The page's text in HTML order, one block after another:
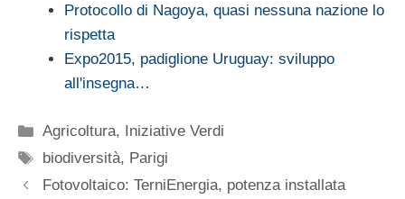
Protocollo di Nagoya, quasi nessuna nazione lo
rispetta
Expo2015, padiglione Uruguay: sviluppo
all'insegna…
Categorie
Agricoltura,
Iniziative Verdi
Tag
biodiversità, Parigi
Fotovoltaico: TerniEnergia, potenza installata